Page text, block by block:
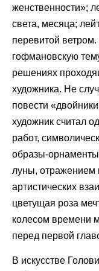
женственности»;
света, месяца;
перевитой
гофмановскую
решениях
художника. Не
повести
художник считал
работ,
образы-орнаменты
луны, отражением
артистических
цветущая роза
колесом времени
перед первой
В искусстве